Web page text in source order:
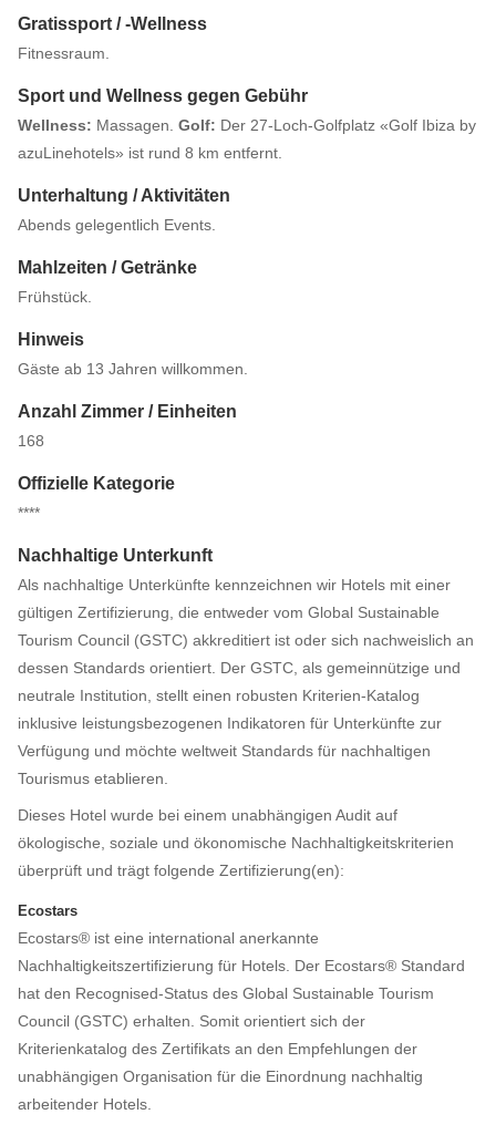
Gratissport / -Wellness
Fitnessraum.
Sport und Wellness gegen Gebühr
Wellness: Massagen. Golf: Der 27-Loch-Golfplatz «Golf Ibiza by
azuLinehotels» ist rund 8 km entfernt.
Unterhaltung / Aktivitäten
Abends gelegentlich Events.
Mahlzeiten / Getränke
Frühstück.
Hinweis
Gäste ab 13 Jahren willkommen.
Anzahl Zimmer / Einheiten
168
Offizielle Kategorie
****
Nachhaltige Unterkunft
Als nachhaltige Unterkünfte kennzeichnen wir Hotels mit einer
gültigen Zertifizierung, die entweder vom Global Sustainable
Tourism Council (GSTC) akkreditiert ist oder sich nachweislich an
dessen Standards orientiert. Der GSTC, als gemeinnützige und
neutrale Institution, stellt einen robusten Kriterien-Katalog
inklusive leistungsbezogenen Indikatoren für Unterkünfte zur
Verfügung und möchte weltweit Standards für nachhaltigen
Tourismus etablieren.
Dieses Hotel wurde bei einem unabhängigen Audit auf
ökologische, soziale und ökonomische Nachhaltigkeitskriterien
überprüft und trägt folgende Zertifizierung(en):
Ecostars
Ecostars® ist eine international anerkannte
Nachhaltigkeitszertifizierung für Hotels. Der Ecostars® Standard
hat den Recognised-Status des Global Sustainable Tourism
Council (GSTC) erhalten. Somit orientiert sich der
Kriterienkatalog des Zertifikats an den Empfehlungen der
unabhängigen Organisation für die Einordnung nachhaltig
arbeitender Hotels.